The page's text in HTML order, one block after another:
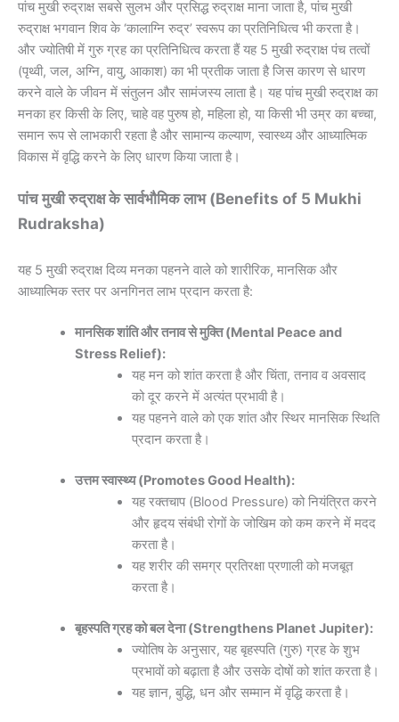
पांच मुखी रुद्राक्ष सबसे सुलभ और प्रसिद्ध रुद्राक्ष माना जाता है, पांच मुखी
रुद्राक्ष भगवान शिव के ‘कालाग्नि रुद्र’ स्वरूप का प्रतिनिधित्व भी करता है।
और ज्योतिषी में गुरु ग्रह का प्रतिनिधित्व करता हैं यह 5 मुखी रुद्राक्ष पंच तत्वों
(पृथ्वी, जल, अग्नि, वायु, आकाश) का भी प्रतीक जाता है जिस कारण से धारण
करने वाले के जीवन में संतुलन और सामंजस्य लाता है। यह पांच मुखी रुद्राक्ष का
मनका हर किसी के लिए, चाहे वह पुरुष हो, महिला हो, या किसी भी उम्र का बच्चा,
समान रूप से लाभकारी रहता है और सामान्य कल्याण, स्वास्थ्य और आध्यात्मिक
विकास में वृद्धि करने के लिए धारण किया जाता है।
पांच मुखी रुद्राक्ष के सार्वभौमिक लाभ (Benefits of 5 Mukhi
Rudraksha)
यह 5 मुखी रुद्राक्ष दिव्य मनका पहनने वाले को शारीरिक, मानसिक और
आध्यात्मिक स्तर पर अनगिनत लाभ प्रदान करता है:
मानसिक शांति और तनाव से मुक्ति (Mental Peace and
Stress Relief):
यह मन को शांत करता है और चिंता, तनाव व अवसाद
को दूर करने में अत्यंत प्रभावी है।
यह पहनने वाले को एक शांत और स्थिर मानसिक स्थिति
प्रदान करता है।
उत्तम स्वास्थ्य (Promotes Good Health):
यह रक्तचाप (Blood Pressure) को नियंत्रित करने
और हृदय संबंधी रोगों के जोखिम को कम करने में मदद
करता है।
यह शरीर की समग्र प्रतिरक्षा प्रणाली को मजबूत
करता है।
बृहस्पति ग्रह को बल देना (Strengthens Planet Jupiter):
ज्योतिष के अनुसार, यह बृहस्पति (गुरु) ग्रह के शुभ
प्रभावों को बढ़ाता है और उसके दोषों को शांत करता है।
यह ज्ञान, बुद्धि, धन और सम्मान में वृद्धि करता है।